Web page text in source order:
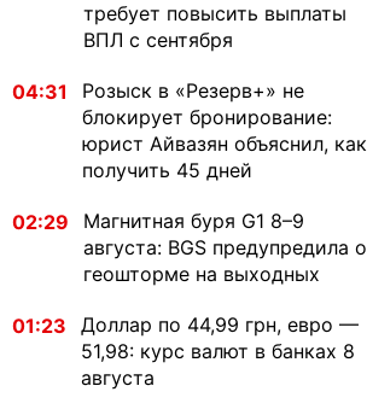
требует повысить выплаты
ВПЛ с сентября
04:31
Розыск в «Резерв+» не
блокирует бронирование:
юрист Айвазян объяснил, как
получить 45 дней
02:29
Магнитная буря G1 8–9
августа: BGS предупредила о
геошторме на выходных
01:23
Доллар по 44,99 грн, евро —
51,98: курс валют в банках 8
августа